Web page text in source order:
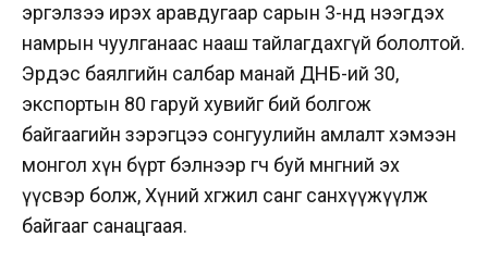
эргэлзээ ирэх аравдугаар сарын 3-нд нээгдэх
намрын чуулганаас нааш тайлагдахгүй бололтой.
Эрдэс баялгийн салбар манай ДНБ-ий 30,
экспортын 80 гаруй хувийг бий болгож
байгаагийн зэрэгцээ сонгуулийн амлалт хэмээн
монгол хүн бүрт бэлнээр өгч буй мөнгөний эх
үүсвэр болж, Хүний хөгжил санг санхүүжүүлж
байгааг санацгаая.